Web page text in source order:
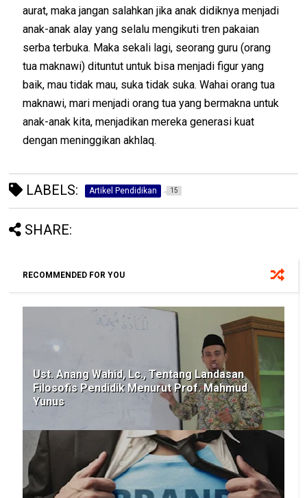
aurat, maka jangan salahkan jika anak didiknya menjadi
anak-anak alay yang selalu mengikuti tren pakaian
serba terbuka. Maka sekali lagi, seorang guru (orang
tua maknawi) dituntut untuk bisa menjadi figur yang
baik, mau tidak mau, suka tidak suka. Wahai orang tua
maknawi, mari menjadi orang tua yang bermakna untuk
anak-anak kita, menjadikan mereka generasi kuat
dengan meninggikan akhlaq.
LABELS: Artikel Pendidikan 15
SHARE:
RECOMMENDED FOR YOU
Ust. Anang Wahid, Lc., Tentang Landasan
Filosofis Pendidik Menurut Prof. Mahmud
Yunus